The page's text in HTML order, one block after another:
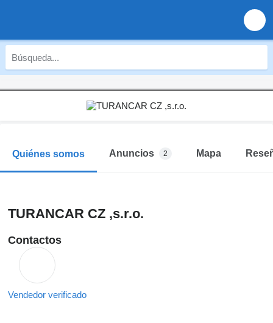
Quiénes somos Anuncios 2 Mapa
TURANCAR CZ ,s.r.o.
Contactos
Vendedor verificado